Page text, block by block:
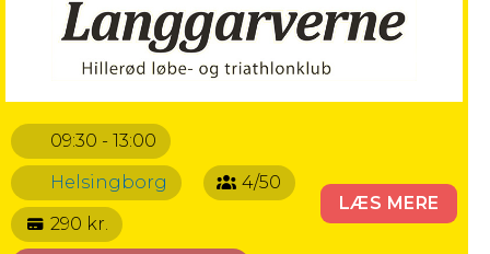
09:30 - 13:00
Helsingborg
4/50
290 kr.
LÆS MERE